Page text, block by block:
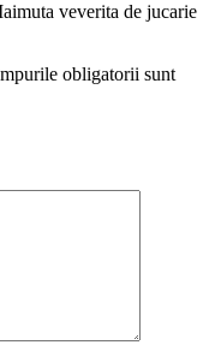
veverita de jucarie
obligatorii sunt